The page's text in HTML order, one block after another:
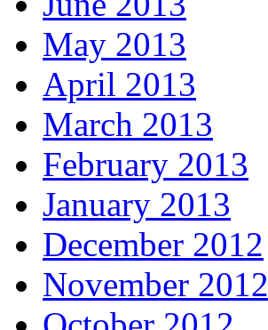
May 2013
April 2013
March 2013
February 2013
January 2013
December 2012
November 2012